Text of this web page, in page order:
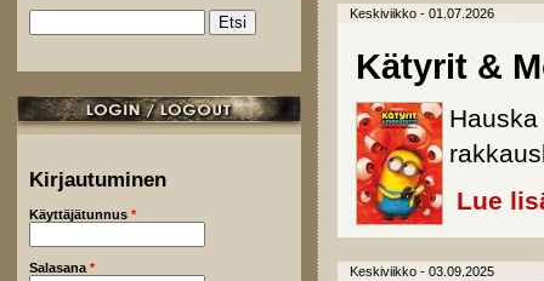
Hakulomake
Kirjautuminen
Käyttäjätunnus *
Salasana *
Keskiviikko - 01.07.2026
Kätyrit &
Lue
Keskiviikko - 03.09.2025